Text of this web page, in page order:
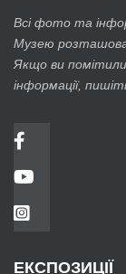
Всі фото та
Музею
Якщо ви
інформації,
ЕКСПОЗИЦІЇ